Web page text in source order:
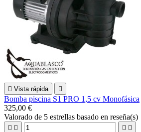
 Vista rápida 
Bomba piscina S1 PRO 1,5 cv Monofásica
325,00 €
Valorado de 5 estrellas basado en reseña(s)
   